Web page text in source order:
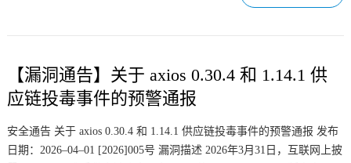
【漏洞通告】关于 axios 0.30.4 和 1.14.1 供
应链投毒事件的预警通报
安全通告 关于 axios 0.30.4 和 1.14.1 供应链投毒事件的预警通报 发布
日期：2026–04–01 [2026]005号 漏洞描述 2026年3月31日，互联网上披